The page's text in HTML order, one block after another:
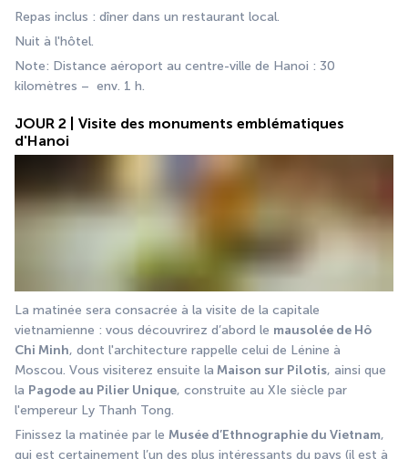
Repas inclus : dîner dans un restaurant local.
Nuit à l'hôtel.
Note: Distance aéroport au centre-ville de Hanoi : 30
kilomètres –  env. 1 h.
JOUR 2 | Visite des monuments emblématiques
d'Hanoi
La matinée sera consacrée à la visite de la capitale
vietnamienne : vous découvrirez d’abord le mausolée de Hô
Chi Minh, dont l'architecture rappelle celui de Lénine à
Moscou. Vous visiterez ensuite la Maison sur Pilotis, ainsi que
la Pagode au Pilier Unique, construite au XIe siècle par
l'empereur Ly Thanh Tong.
Finissez la matinée par le Musée d’Ethnographie du Vietnam,
qui est certainement l’un des plus intéressants du pays (il est à